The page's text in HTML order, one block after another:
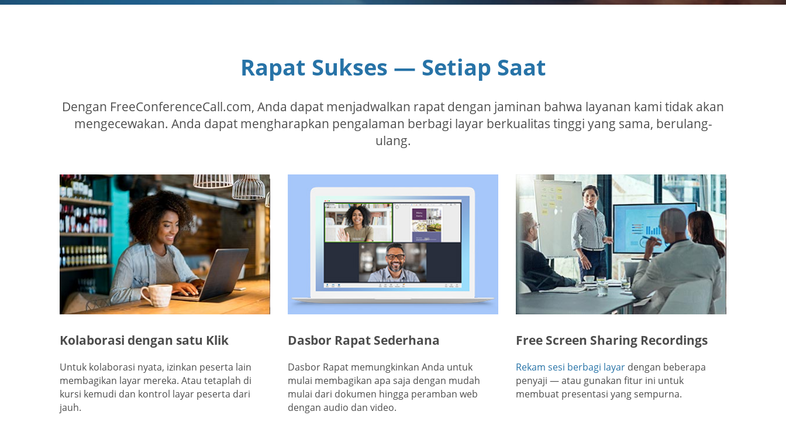
Rapat Sukses — Setiap Saat
Dengan FreeConferenceCall.com, Anda dapat menjadwalkan rapat dengan jaminan bahwa layanan kami tidak akan
mengecewakan. Anda dapat mengharapkan pengalaman berbagi layar berkualitas tinggi yang sama, berulang-
ulang.
Kolaborasi dengan satu Klik
Untuk kolaborasi nyata, izinkan peserta lain
membagikan layar mereka. Atau tetaplah di
kursi kemudi dan kontrol layar peserta dari
jauh.
Dasbor Rapat Sederhana
Dasbor Rapat memungkinkan Anda untuk
mulai membagikan apa saja dengan mudah
mulai dari dokumen hingga peramban web
dengan audio dan video.
Free Screen Sharing Recordings
Rekam sesi berbagi layar dengan beberapa
penyaji — atau gunakan fitur ini untuk
membuat presentasi yang sempurna.